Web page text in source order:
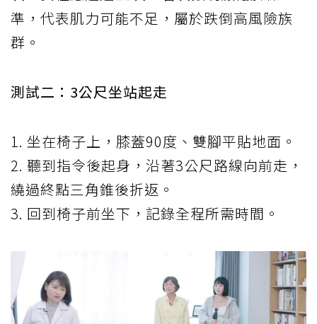
準，代表肌力可能不足，屬於跌倒高風險族
群。
測試二：3公尺坐站起走
1. 坐在椅子上，膝蓋90度、雙腳平貼地面。
2. 聽到指令後起身，沿著3公尺路線向前走，
繞過終點三角錐後折返。
3. 回到椅子前坐下，記錄全程所需時間。